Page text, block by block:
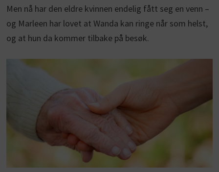
Men nå har den eldre kvinnen endelig fått seg en venn –
og Marleen har lovet at Wanda kan ringe når som helst,
og at hun da kommer tilbake på besøk.